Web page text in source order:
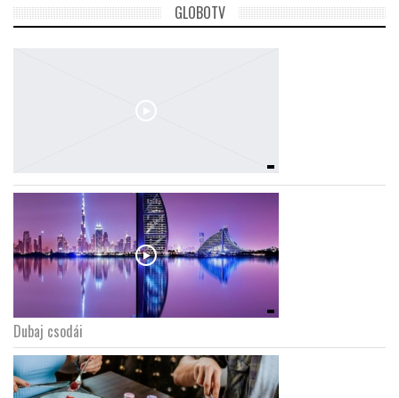
GLOBOTV
GLOBOZSARU
DOBRAVERO.HU
LATIMO.HU
GLOBOTV
Dubaj csodái